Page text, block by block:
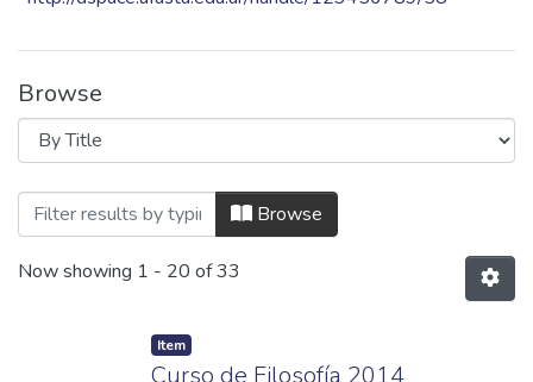
Collections
Browse
Browsing Facultad de Humanidades by
Browse
Now showing 1 - 20 of 33
Item
Curso de Filosofía 2014